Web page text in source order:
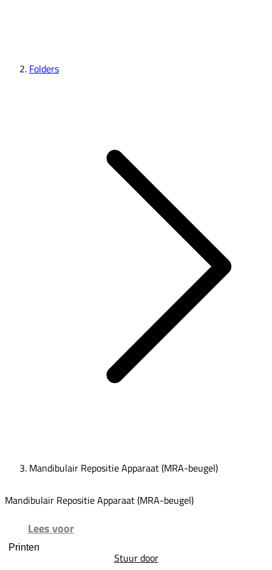
Folders
Mandibulair Repositie Apparaat (MRA-beugel)
Mandibulair Repositie Apparaat (MRA-beugel)
Lees voor
Printen
Stuur door